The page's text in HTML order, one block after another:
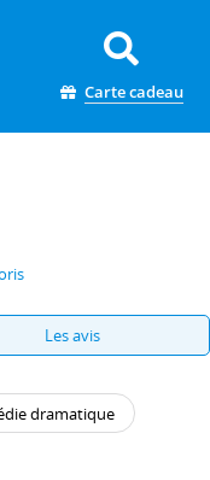
Carte cadeau
Les avis
dramatique